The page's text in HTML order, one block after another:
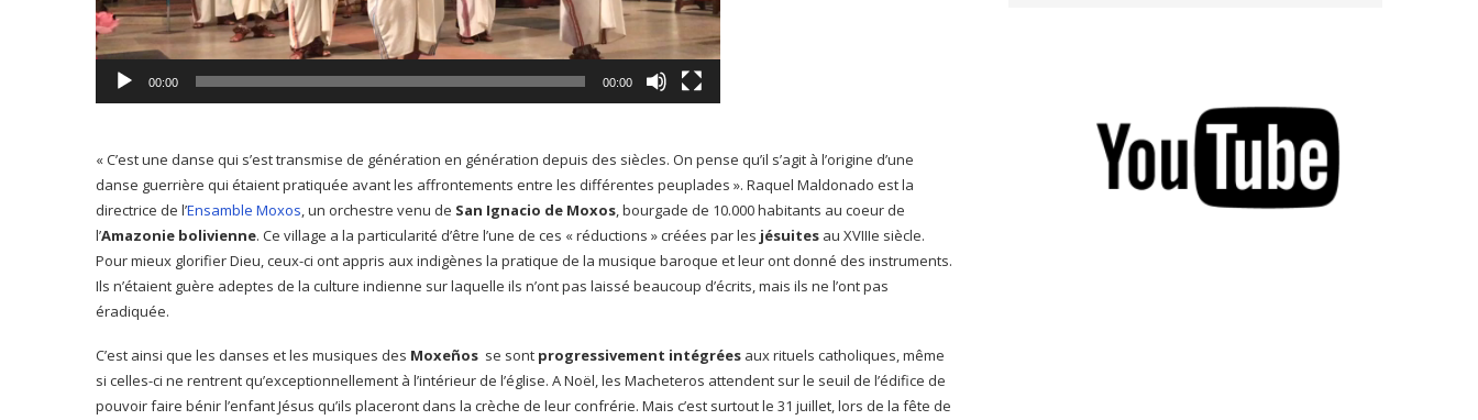
00:00 00:00
« C’est une danse qui s’est transmise de génération en génération depuis des siècles. On pense qu’il s’agit à l’origine d’une
danse guerrière qui étaient pratiquée avant les affrontements entre les différentes peuplades ». Raquel Maldonado est la
directrice de l’Ensamble Moxos, un orchestre venu de San Ignacio de Moxos, bourgade de 10.000 habitants au coeur de
l’Amazonie bolivienne. Ce village a la particularité d’être l’une de ces « réductions » créées par les jésuites au XVIIIe siècle.
Pour mieux glorifier Dieu, ceux-ci ont appris aux indigènes la pratique de la musique baroque et leur ont donné des instruments.
Ils n’étaient guère adeptes de la culture indienne sur laquelle ils n’ont pas laissé beaucoup d’écrits, mais ils ne l’ont pas
éradiquée.
C’est ainsi que les danses et les musiques des Moxeños se sont progressivement intégrées aux rituels catholiques, même
si celles-ci ne rentrent qu’exceptionnellement à l’intérieur de l’église. A Noël, les Macheteros attendent sur le seuil de l’édifice de
pouvoir faire bénir l’enfant Jésus qu’ils placeront dans la crèche de leur confrérie. Mais c’est surtout le 31 juillet, lors de la fête de